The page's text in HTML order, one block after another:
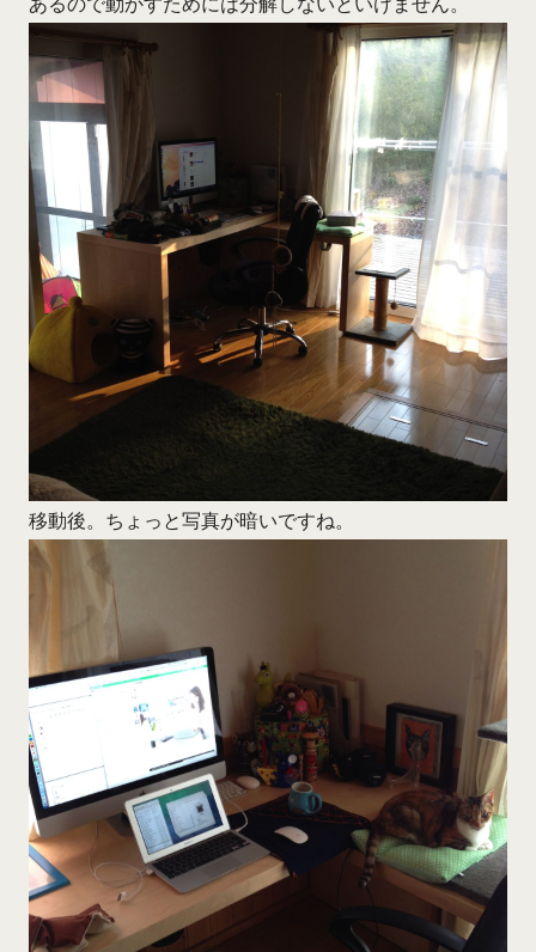
移動後。ちょっと写真が暗いですね。